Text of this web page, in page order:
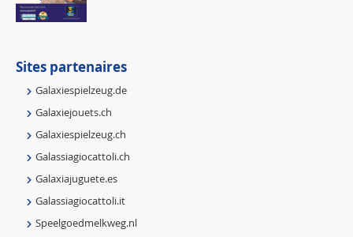
Sites partenaires
Galaxiespielzeug.de
Galaxiejouets.ch
Galaxiespielzeug.ch
Galassiagiocattoli.ch
Galaxiajuguete.es
Galassiagiocattoli.it
Speelgoedmelkweg.nl